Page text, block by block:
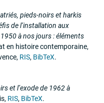
pieds-noirs et harkis
de l’installation aux
à nos jours : éléments
en histoire contemporaine,
, RIS, BibTeX.
et l’exode de 1962 à
, RIS, BibTeX.